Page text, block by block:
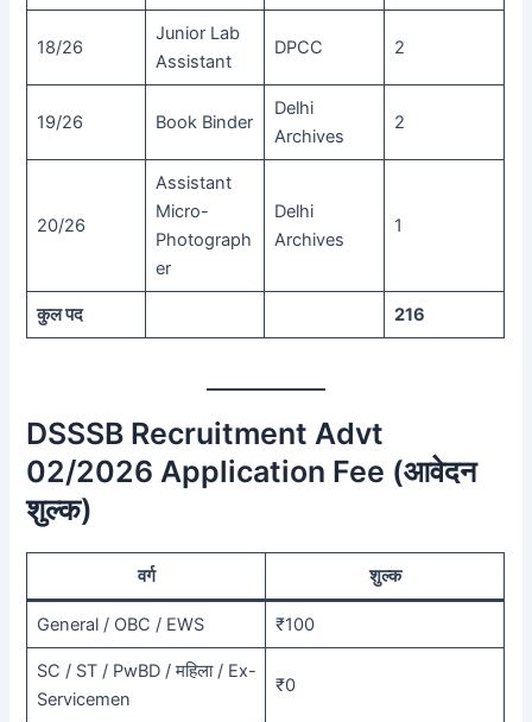
18/26
Junior Lab
Assistant
DPCC 2
19/26 Book Binder
Delhi
Archives
2
20/26
Assistant
Micro-
Photograph
er
Delhi
Archives
1
कुल पद 216
DSSSB Recruitment Advt
02/2026 Application Fee (आवेदन
शुल्क)
वर्ग शुल्क
General / OBC / EWS ₹100
SC / ST / PwBD / महिला / Ex-
Servicemen
₹0